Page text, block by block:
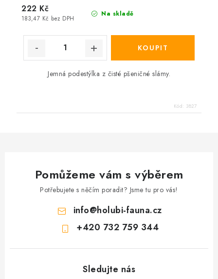
Na skladě
183,47 Kč bez DPH
222 Kč
Jemná podestýlka z čisté pšeničné slámy.
Kód: 3827
Pomůžeme vám s výběrem
Potřebujete s něčím poradit? Jsme tu pro vás!
info@holubi-fauna.cz
+420 732 759 344